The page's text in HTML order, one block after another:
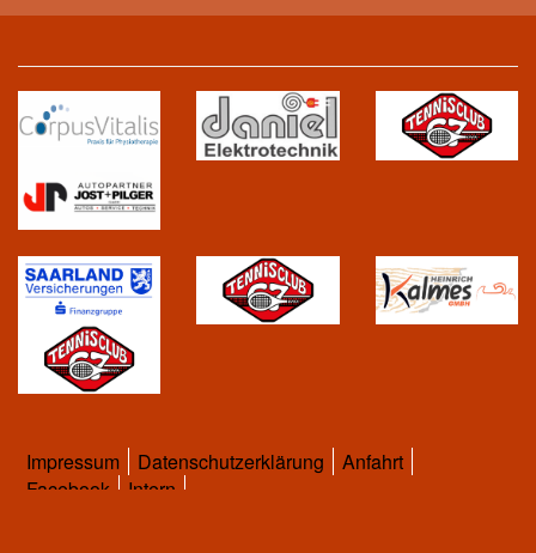
Impressum Datenschutzerklärung
Anfahrt
Facebook
Intern